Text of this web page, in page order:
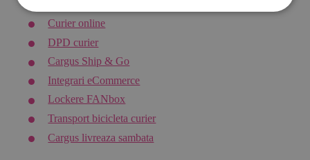
Curier online
DPD curier
Cargus Ship & Go
Integrari eCommerce
Lockere FANbox
Transport bicicleta curier
Cargus livreaza sambata